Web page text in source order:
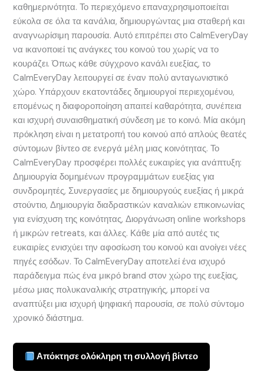
καθημερινότητα. Το περιεχόμενο επαναχρησιμοποιείται
εύκολα σε όλα τα κανάλια, δημιουργώντας μια σταθερή και
αναγνωρίσιμη παρουσία. Αυτό επιτρέπει στο CalmEveryDay
να ικανοποιεί τις ανάγκες του κοινού του χωρίς να το
κουράζει. Όπως κάθε σύγχρονο κανάλι ευεξίας, το
CalmEveryDay λειτουργεί σε έναν πολύ ανταγωνιστικό
χώρο. Υπάρχουν εκατοντάδες δημιουργοί περιεχομένου,
επομένως η διαφοροποίηση απαιτεί καθαρότητα, συνέπεια
και ισχυρή συναισθηματική σύνδεση με το κοινό. Μία ακόμη
πρόκληση είναι η μετατροπή του κοινού από απλούς θεατές
σύντομων βίντεο σε ενεργά μέλη μιας κοινότητας. Το
CalmEveryDay προσφέρει πολλές ευκαιρίες για ανάπτυξη:
Δημιουργία δομημένων προγραμμάτων ευεξίας για
συνδρομητές, Συνεργασίες με δημιουργούς ευεξίας ή μικρά
στούντιο, Δημιουργία διαδραστικών καναλιών επικοινωνίας
για ενίσχυση της κοινότητας, Διοργάνωση online workshops
ή μικρών retreats, και άλλες. Κάθε μία από αυτές τις
ευκαιρίες ενισχύει την αφοσίωση του κοινού και ανοίγει νέες
πηγές εσόδων. Το CalmEveryDay αποτελεί ένα ισχυρό
παράδειγμα πώς ένα μικρό brand στον χώρο της ευεξίας,
μέσω μιας πολυκαναλικής στρατηγικής, μπορεί να
αναπτύξει μια ισχυρή ψηφιακή παρουσία, σε πολύ σύντομο
χρονικό διάστημα.
Απόκτησε ολόκληρη τη συλλογή βίντεο